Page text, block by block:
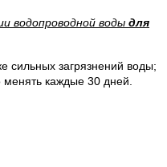
водопроводной воды для
сильных загрязнений воды;
каждые 30 дней.